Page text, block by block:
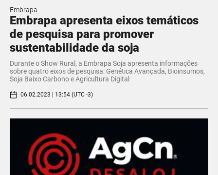
Embrapa
Embrapa apresenta eixos temáticos
de pesquisa para promover
sustentabilidade da soja
Durante o Show Rural, a Embrapa Soja apresenta informações
sobre quatro eixos de pesquisa: Genética Avançada, Bioinsumos,
Soja Baixo Carbono e Agricultura Digital
06.02.2023 | 13:54 (UTC -3)